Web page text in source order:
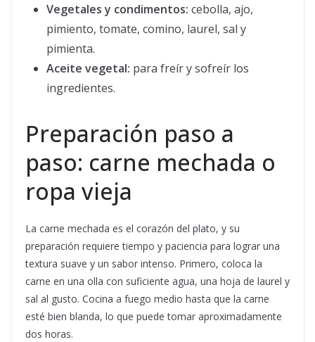
Vegetales y condimentos: cebolla, ajo,
pimiento, tomate, comino, laurel, sal y
pimienta.
Aceite vegetal: para freír y sofreír los
ingredientes.
Preparación paso a
paso: carne mechada o
ropa vieja
La carne mechada es el corazón del plato, y su
preparación requiere tiempo y paciencia para lograr una
textura suave y un sabor intenso. Primero, coloca la
carne en una olla con suficiente agua, una hoja de laurel y
sal al gusto. Cocina a fuego medio hasta que la carne
esté bien blanda, lo que puede tomar aproximadamente
dos horas.